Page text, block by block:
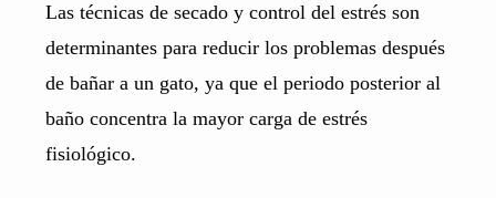
Las técnicas de secado y control del estrés son
determinantes para reducir los problemas después
de bañar a un gato, ya que el periodo posterior al
baño concentra la mayor carga de estrés
fisiológico.